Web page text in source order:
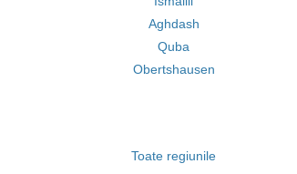
Aghdash
Quba
Obertshausen
Toate regiunile